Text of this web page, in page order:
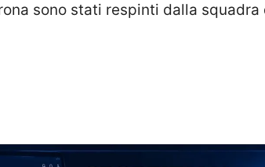
sono stati respinti dalla